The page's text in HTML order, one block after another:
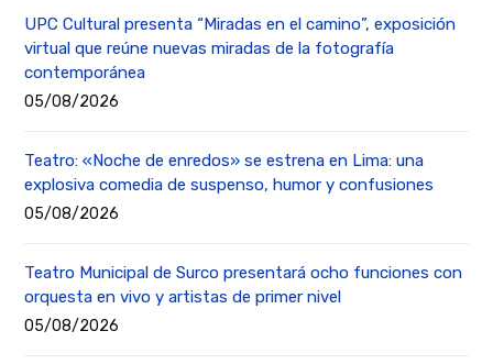
UPC Cultural presenta “Miradas en el camino”, exposición
virtual que reúne nuevas miradas de la fotografía
contemporánea
05/08/2026
Teatro: «Noche de enredos» se estrena en Lima: una
explosiva comedia de suspenso, humor y confusiones
05/08/2026
Teatro Municipal de Surco presentará ocho funciones con
orquesta en vivo y artistas de primer nivel
05/08/2026